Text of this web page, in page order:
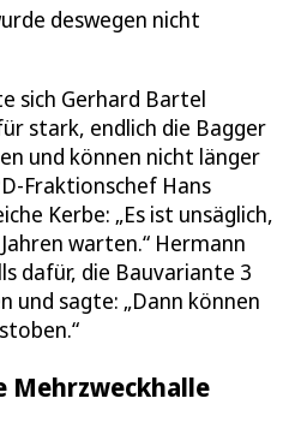
deswegen nicht
sich Gerhard Bartel
stark, endlich die Bagger
und können nicht länger
Fraktionschef Hans
Kerbe: „Es ist unsäglich,
warten.“ Hermann
dafür, die Bauvariante 3
und sagte: „Dann können
Mehrzweckhalle